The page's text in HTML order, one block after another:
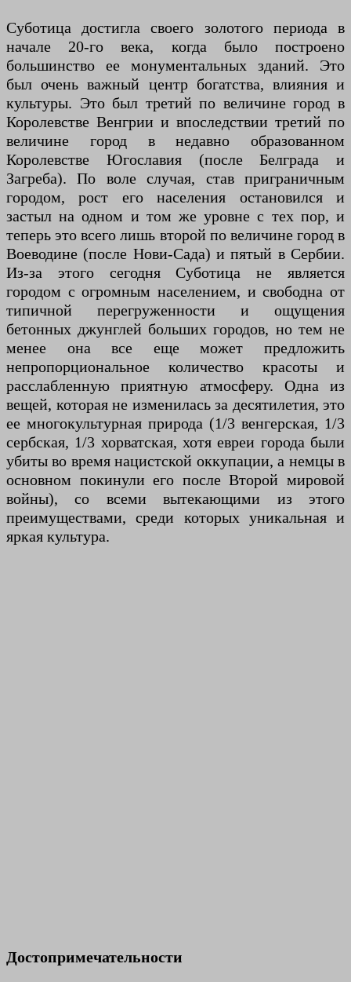
Суботица достигла своего золотого периода в
начале 20-го века, когда было построено
большинство ее монументальных зданий. Это
был очень важный центр богатства, влияния и
культуры. Это был третий по величине город в
Королевстве Венгрии и впоследствии третий по
величине город в недавно образованном
Королевстве Югославия (после Белграда и
Загреба). По воле случая, став приграничным
городом, рост его населения остановился и
застыл на одном и том же уровне с тех пор, и
теперь это всего лишь второй по величине город в
Воеводине (после Нови-Сада) и пятый в Сербии.
Из-за этого сегодня Суботица не является
городом с огромным населением, и свободна от
типичной перегруженности и ощущения
бетонных джунглей больших городов, но тем не
менее она все еще может предложить
непропорциональное количество красоты и
расслабленную приятную атмосферу. Одна из
вещей, которая не изменилась за десятилетия, это
ее многокультурная природа (1/3 венгерская, 1/3
сербская, 1/3 хорватская, хотя евреи города были
убиты во время нацистской оккупации, а немцы в
основном покинули его после Второй мировой
войны), со всеми вытекающими из этого
преимуществами, среди которых уникальная и
яркая культура.
Достопримечательности